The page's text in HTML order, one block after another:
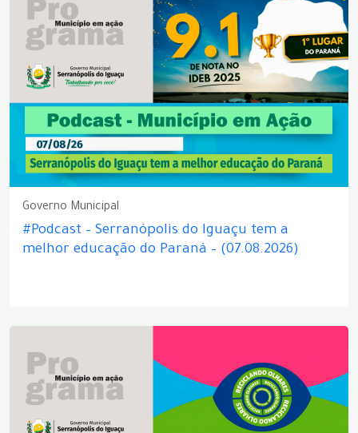
Governo Municipal
#Podcast – Serranópolis do Iguaçu tem a
melhor educação do Paraná – (07.08.2026)